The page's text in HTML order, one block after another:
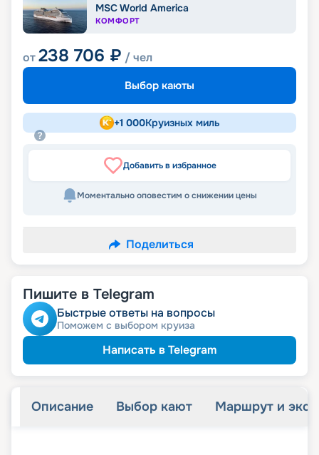
MSC World America
КОМФОРТ
от238 706 ₽ / чел
Выбор каюты
+1 000Круизных миль
Добавить в избранное
Моментально оповестим о снижении цены
Поделиться
Пишите в Telegram
Быстрые ответы на вопросы
Поможем с выбором круиза
Написать в Telegram
Описание Выбор кают Маршрут и